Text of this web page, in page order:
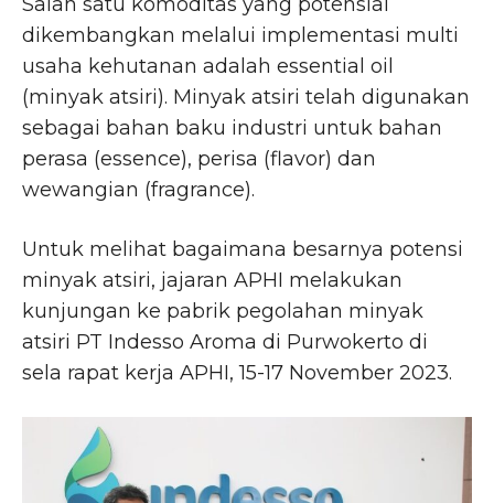
dikembangkan melalui implementasi multi
usaha kehutanan adalah essential oil
(minyak atsiri). Minyak atsiri telah digunakan
sebagai bahan baku industri untuk bahan
perasa (essence), perisa (flavor) dan
wewangian (fragrance).
Untuk melihat bagaimana besarnya potensi
minyak atsiri, jajaran APHI melakukan
kunjungan ke pabrik pegolahan minyak
atsiri PT Indesso Aroma di Purwokerto di
sela rapat kerja APHI, 15-17 November 2023.